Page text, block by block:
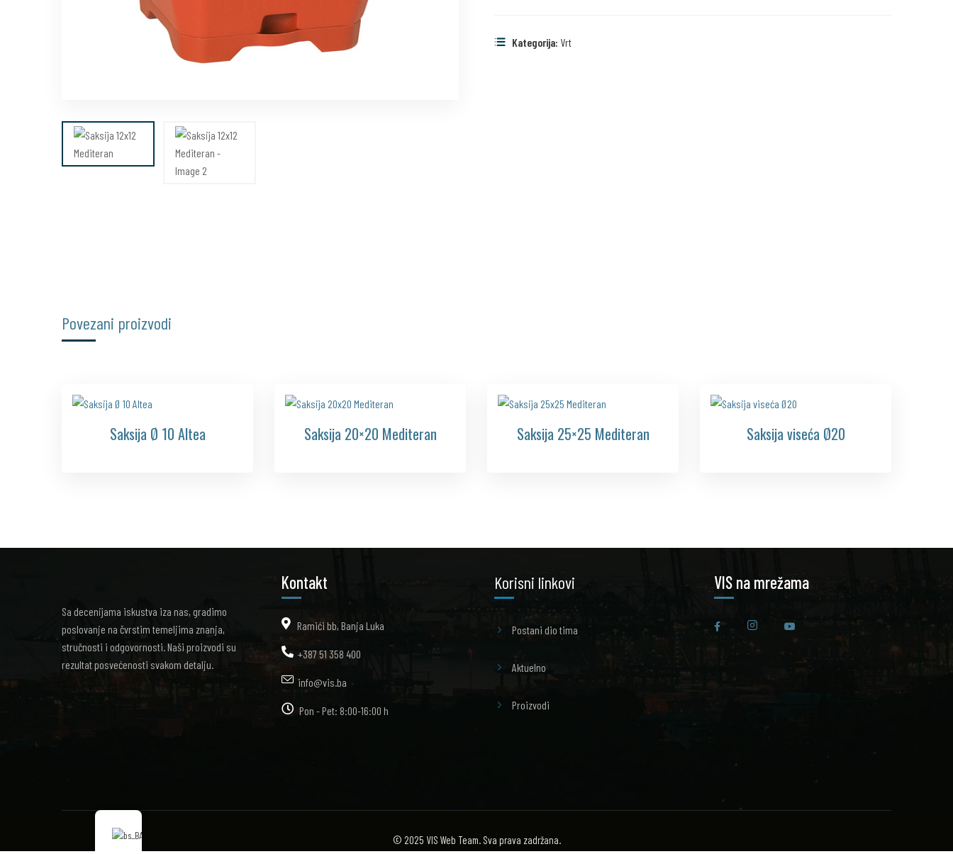
Kategorija: Vrt
Povezani proizvodi
Saksija Ø 10 Altea Saksija 20×20 Mediteran Saksija 25×25 Mediteran Saksija viseća Ø20
Sa decenijama iskustva iza nas, gradimo
poslovanje na čvrstim temeljima znanja,
stručnosti i odgovornosti. Naši proizvodi su
rezultat posvećenosti svakom detalju.
Kontakt
Ramići bb, Banja Luka
+387 51 358 400
info@vis.ba
Pon - Pet: 8:00-16:00 h
Korisni linkovi
Postani dio tima
Aktuelno
Proizvodi
VIS na mrežama
© 2025 VIS Web Team. Sva prava zadržana.